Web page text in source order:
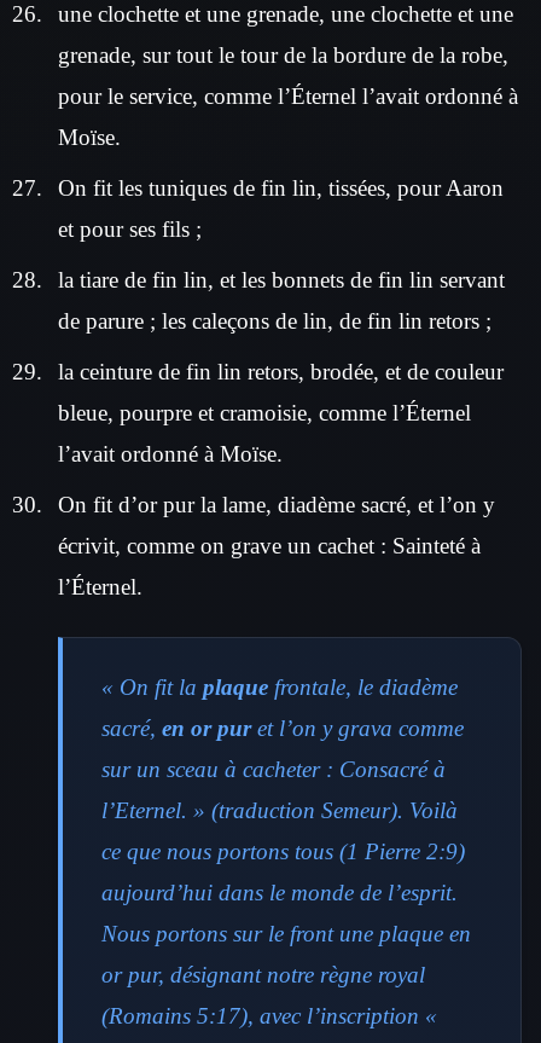
une clochette et une grenade, une clochette et une
grenade, sur tout le tour de la bordure de la robe,
pour le service, comme l’Éternel l’avait ordonné à
Moïse.
On fit les tuniques de fin lin, tissées, pour Aaron
et pour ses fils ;
la tiare de fin lin, et les bonnets de fin lin servant
de parure ; les caleçons de lin, de fin lin retors ;
la ceinture de fin lin retors, brodée, et de couleur
bleue, pourpre et cramoisie, comme l’Éternel
l’avait ordonné à Moïse.
On fit d’or pur la lame, diadème sacré, et l’on y
écrivit, comme on grave un cachet : Sainteté à
l’Éternel.
« On fit la plaque frontale, le diadème
sacré, en or puret l’on y grava comme
sur un sceau à cacheter : Consacré à
l’Eternel. » (traduction Semeur). Voilà
ce que nous portons tous (1 Pierre 2:9)
aujourd’hui dans le monde de l’esprit.
Nous portons sur le front une plaque en
or pur, désignant notre règne royal
(Romains 5:17), avec l’inscription «